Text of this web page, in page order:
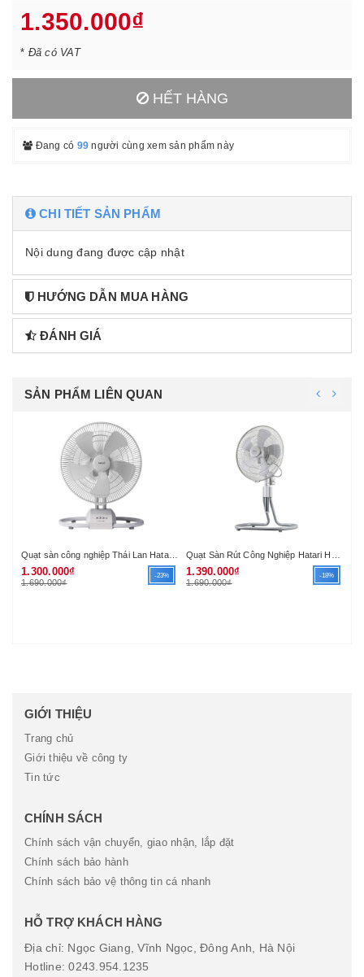
1.350.000₫
* Đã có VAT
HẾT HÀNG
Đang có 99 người cùng xem sản phẩm này
CHI TIẾT SẢN PHẨM
Nội dung đang được cập nhật
HƯỚNG DẪN MUA HÀNG
ĐÁNH GIÁ
SẢN PHẨM LIÊN QUAN
Quạt sàn công nghiệp Thái Lan Hatari IT18M2
1.300.000₫
1.690.000₫
-23%
Quạt Sàn Rút Công Nghiệp Hatari HC-IT18M1
1.390.000₫
1.690.000₫
-18%
GIỚI THIỆU
Trang chủ
Giới thiệu về công ty
Tin tức
CHÍNH SÁCH
Chính sách vận chuyển, giao nhận, lắp đặt
Chính sách bảo hành
Chính sách bảo vệ thông tin cá nhanh
HỖ TRỢ KHÁCH HÀNG
Địa chỉ: Ngọc Giang, Vĩnh Ngọc, Đông Anh, Hà Nội
Hotline: 0243.954.1235